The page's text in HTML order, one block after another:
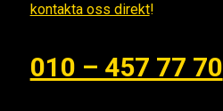
kontakta oss direkt!
010 – 457 77 70